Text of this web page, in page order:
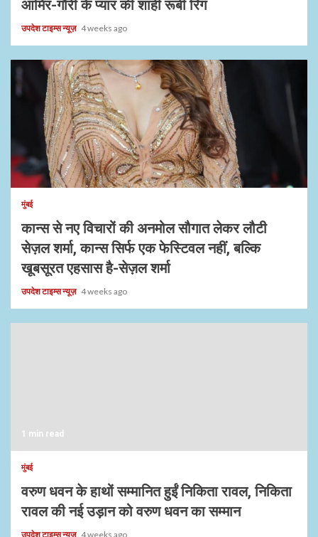
आमिर-गौरी के प्यार की शाही रूबी रिंग
उपदेश टाइम्स न्यूज़ 4 weeks ago
मुंबई
कान्स से नए विचारों की अनमोल सौगात लेकर लौटी
सेज़ल शर्मा, कान्स सिर्फ एक फेस्टिवल नहीं, बल्कि
खूबसूरत एहसास है-सेज़ल शर्मा
उपदेश टाइम्स न्यूज़ 4 weeks ago
1 min read
मुंबई
वरुण धवन के हाथों सम्मानित हुईं निकिता रावल, निकिता
रावल की नई उड़ान को वरुण धवन का सम्मान
उपदेश टाइम्स न्यूज़ 4 weeks ago